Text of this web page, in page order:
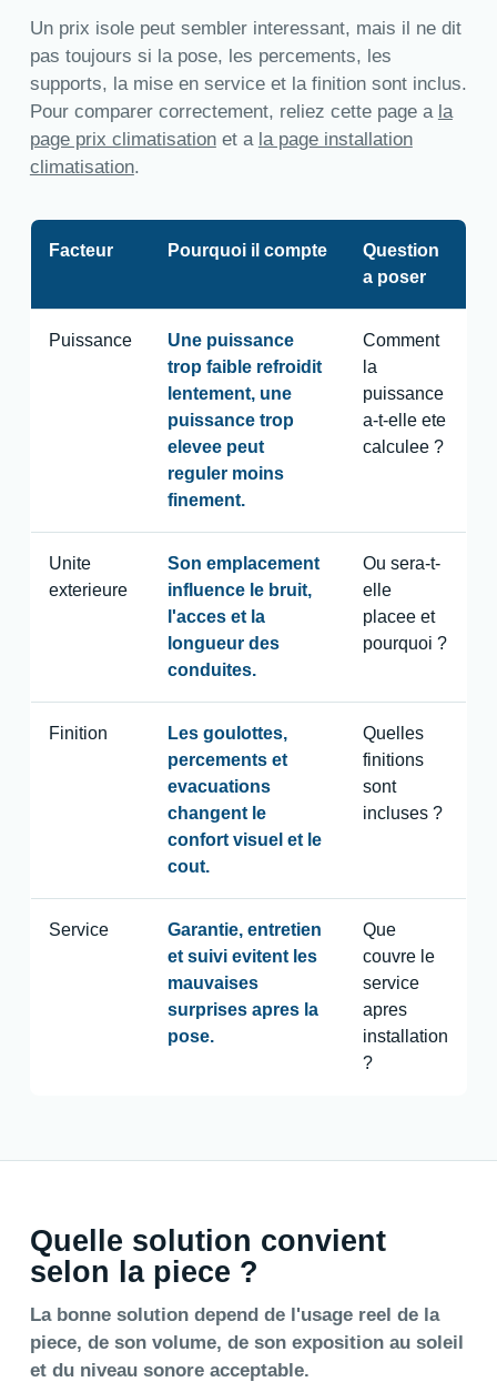
Un prix isole peut sembler interessant, mais il ne dit
pas toujours si la pose, les percements, les
supports, la mise en service et la finition sont inclus.
Pour comparer correctement, reliez cette page a la
page prix climatisationet a la page installation
climatisation.
Facteur Pourquoi il compte
Question
a poser
Puissance
Une puissance
trop faible refroidit
lentement, une
puissance trop
elevee peut
reguler moins
finement.
Comment
la
puissance
a-t-elle ete
calculee ?
Unite
exterieure
Son emplacement
influence le bruit,
l'acces et la
longueur des
conduites.
Ou sera-t-
elle
placee et
pourquoi ?
Finition
Les goulottes,
percements et
evacuations
changent le
confort visuel et le
cout.
Quelles
finitions
sont
incluses ?
Service
Garantie, entretien
et suivi evitent les
mauvaises
surprises apres la
pose.
Que
couvre le
service
apres
installation
?
Quelle solution convient
selon la piece ?
La bonne solution depend de l'usage reel de la
piece, de son volume, de son exposition au soleil
et du niveau sonore acceptable.